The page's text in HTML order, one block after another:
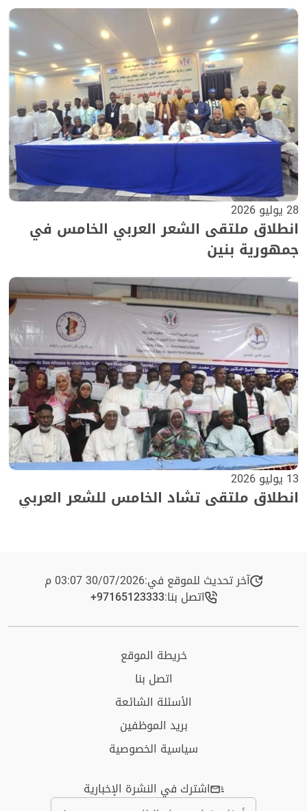
28 يوليو 2026
انطلاق ملتقى الشعر العربي الخامس في
جمهورية بنين
13 يوليو 2026
انطلاق ملتقى تشاد الخامس للشعر العربي
آخر تحديث للموقع في:30/07/2026 03:07 م
اتصل بنا:+97165123333​
خريطة الموقع
اتصل بنا
الأسئلة الشائعة
بريد الموظفين
سياسية الخصوصية
اشترك في النشرة الإخبارية